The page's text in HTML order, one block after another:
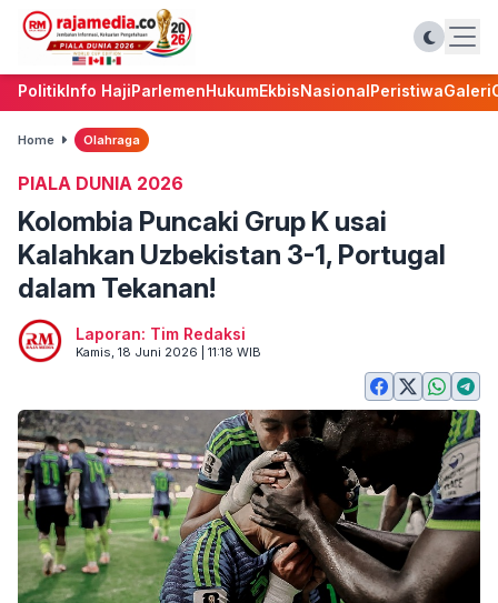
PolitikInfo HajiParlemenHukumEkbisNasionalPeristiwaGaleri
Home Olahraga
PIALA DUNIA 2026
Kolombia Puncaki Grup K usai
Kalahkan Uzbekistan 3-1, Portugal
dalam Tekanan!
Laporan: Tim Redaksi
Kamis, 18 Juni 2026 | 11:18 WIB